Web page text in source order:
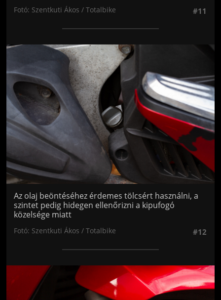
Fotó: Szentkuti Ákos / Totalbike #11
Jön még kép!
Az olaj beöntéséhez érdemes tölcsért használni, a
szintet pedig hidegen ellenőrizni a kipufogó
közelsége miatt
Fotó: Szentkuti Ákos / Totalbike #12
Jön még kép!